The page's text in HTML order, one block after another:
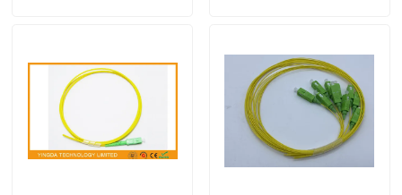
Au sujet de nous
Visite d'usine